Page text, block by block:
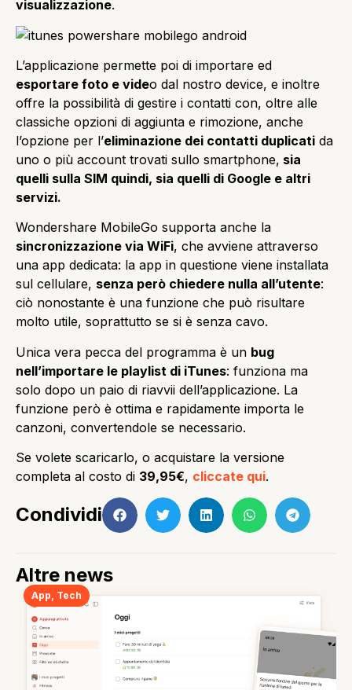
visualizzazione.
L’applicazione permette poi di importare ed
esportare foto e video dal nostro device, e inoltre
offre la possibilità di gestire i contatti con, oltre alle
classiche opzioni di aggiunta e rimozione, anche
l’opzione per l’eliminazione dei contatti duplicati da
uno o più account trovati sullo smartphone, sia
quelli sulla SIM quindi, sia quelli di Google e altri
servizi.
Wondershare MobileGo supporta anche la
sincronizzazione via WiFi, che avviene attraverso
una app dedicata: la app in questione viene installata
sul cellulare, senza però chiedere nulla all’utente:
ciò nonostante è una funzione che può risultare
molto utile, soprattutto se si è senza cavo.
Unica vera pecca del programma è un bug
nell’importare le playlist di iTunes: funziona ma
solo dopo un paio di riavvii dell’applicazione. La
funzione però è ottima e rapidamente importa le
canzoni, convertendole se necessario.
Se volete scaricarlo, o acquistare la versione
completa al costo di 39,95€, cliccate qui.
Condividi
Altre news
App Tech